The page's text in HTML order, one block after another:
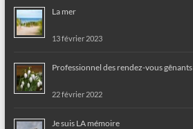
La mer
13 février 2023
Professionnel des rendez-vous gênants
22 février 2022
Je suis LA mémoire